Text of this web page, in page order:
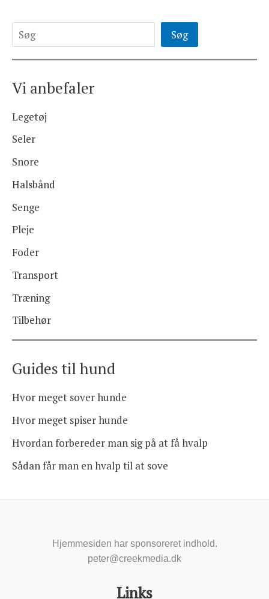
Søg
Vi anbefaler
Legetøj
Seler
Snore
Halsbånd
Senge
Pleje
Foder
Transport
Træning
Tilbehør
Guides til hund
Hvor meget sover hunde
Hvor meget spiser hunde
Hvordan forbereder man sig på at få hvalp
Sådan får man en hvalp til at sove
Hjemmesiden har sponsoreret indhold.
peter@creekmedia.dk
Links